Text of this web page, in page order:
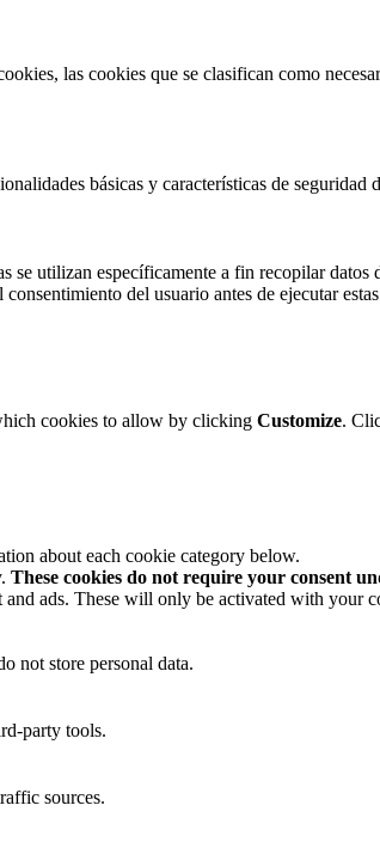
las cookies que se clasifican como
básicas y características de
utilizan específicamente a fin recopilar datos
del usuario antes de ejecutar
cookies to allow by clicking Customize.
about each cookie category below.
These cookies do not require your consent
ads. These will only be activated with your
not store personal data.
party tools.
sources.